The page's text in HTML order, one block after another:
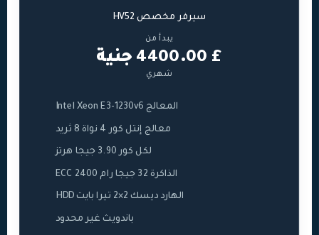
سيرفر مخصص HV52
يبدأ من
£ 4400.00 جنية
شهري
المعالج Intel Xeon E3-1230v6
معالج إنتل كور 4 نواة 8 ثريد
لكل كور 3.90 جيجا هرتز
الذاكرة 32 جيجا رام ECC 2400
الهارد ديسك 2×2 تيرا بايت HDD
باندويث غير محدود